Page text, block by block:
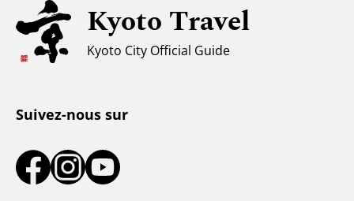
Climat et vêtements
Centre d'information touristique
Kyoto Travel
Kyoto City Official Guide
Suivez-nous sur